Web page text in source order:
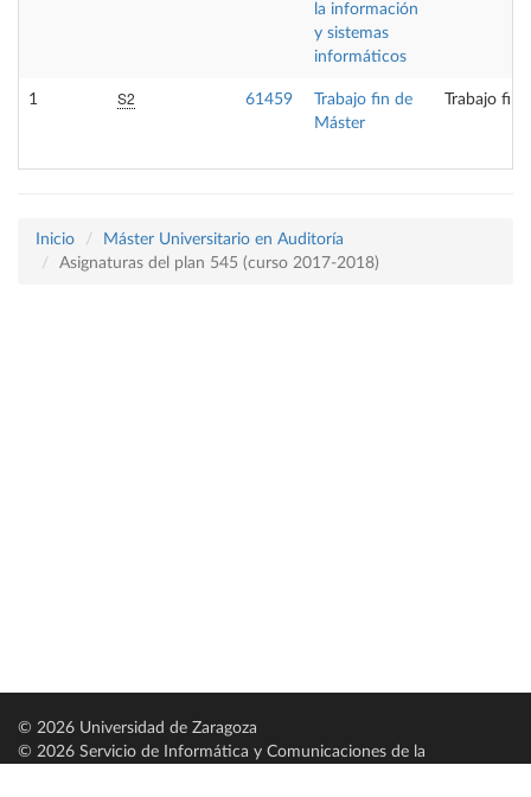
la información
y sistemas
informáticos
1 S2 61459
Trabajo fin de
Máster
Trabajo fin
Inicio
Máster Universitario en Auditoría
Asignaturas del plan 545 (curso 2017-2018)
© 2026 Universidad de Zaragoza
© 2026 Servicio de Informática y Comunicaciones de la